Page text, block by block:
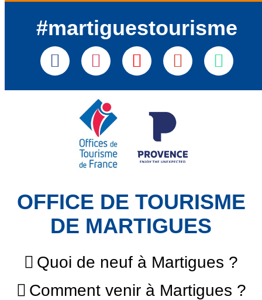
#martiguestourisme
OFFICE DE TOURISME
DE MARTIGUES
Quoi de neuf à Martigues ?
Comment venir à Martigues ?